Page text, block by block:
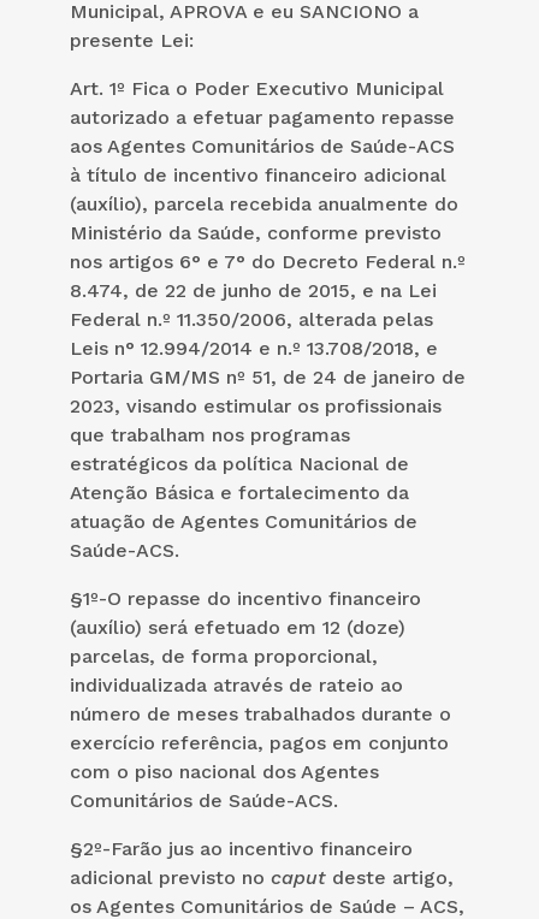
Municipal, APROVA e eu SANCIONO a
presente Lei:
Art. 1º Fica o Poder Executivo Municipal
autorizado a efetuar pagamento repasse
aos Agentes Comunitários de Saúde-ACS
à título de incentivo financeiro adicional
(auxílio), parcela recebida anualmente do
Ministério da Saúde, conforme previsto
nos artigos 6° e 7° do Decreto Federal n.º
8.474, de 22 de junho de 2015, e na Lei
Federal n.º 11.350/2006, alterada pelas
Leis n° 12.994/2014 e n.º 13.708/2018, e
Portaria GM/MS nº 51, de 24 de janeiro de
2023, visando estimular os profissionais
que trabalham nos programas
estratégicos da política Nacional de
Atenção Básica e fortalecimento da
atuação de Agentes Comunitários de
Saúde-ACS.
§1º-O repasse do incentivo financeiro
(auxílio) será efetuado em 12 (doze)
parcelas, de forma proporcional,
individualizada através de rateio ao
número de meses trabalhados durante o
exercício referência, pagos em conjunto
com o piso nacional dos Agentes
Comunitários de Saúde-ACS.
§2º-Farão jus ao incentivo financeiro
adicional previsto no caput deste artigo,
os Agentes Comunitários de Saúde – ACS,